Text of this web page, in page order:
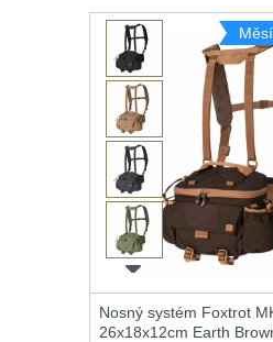
Nosný systém Foxtrot
26x18x12cm Earth